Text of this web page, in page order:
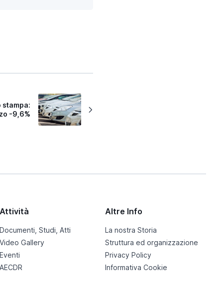
stampa:
-9,6%
Attività
Documenti, Studi, Atti
Video Gallery
Eventi
AECDR
Altre Info
La nostra Storia
Struttura ed organizzazione
Privacy Policy
Informativa Cookie